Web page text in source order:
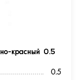
красный 0.5
0.5